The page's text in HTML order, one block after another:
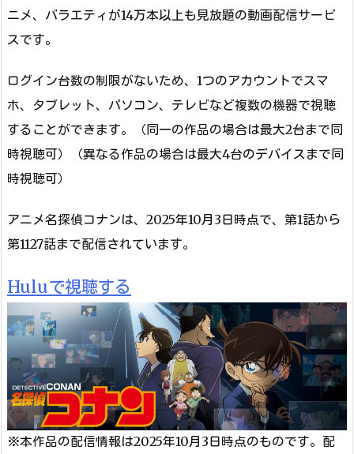
ニメ、バラエティが14万本以上も見放題の動画配信サービ
スです。
ログイン台数の制限がないため、1つのアカウントでスマ
ホ、タブレット、パソコン、テレビなど複数の機器で視聴
することができます。（同一の作品の場合は最大2台まで同
時視聴可）（異なる作品の場合は最大4台のデバイスまで同
時視聴可）
アニメ名探偵コナンは、2025年10月3日時点で、第1話から
第1127話まで配信されています。
Huluで視聴する
※本作品の配信情報は2025年10月3日時点のものです。配